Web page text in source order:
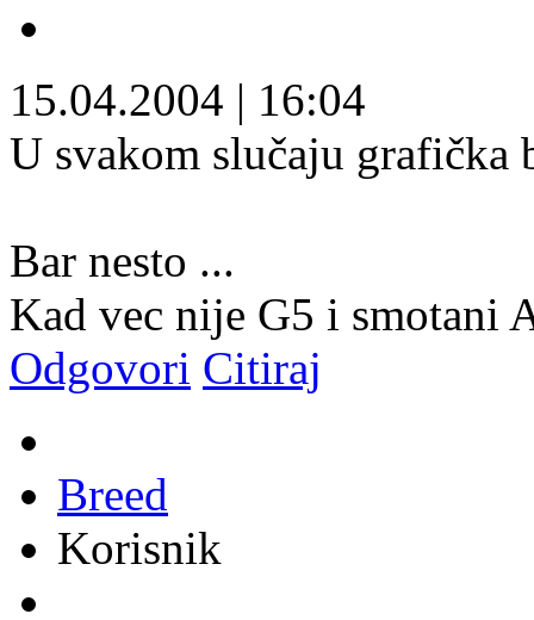
15.04.2004 | 16:04
U svakom slučaju grafička
Bar nesto ...
Kad vec nije G5 i smotani
Odgovori Citiraj
Breed
Korisnik